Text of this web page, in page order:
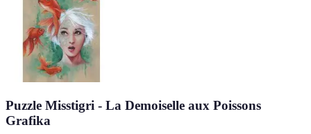
Puzzle Misstigri - La Demoiselle aux Poissons
Grafika